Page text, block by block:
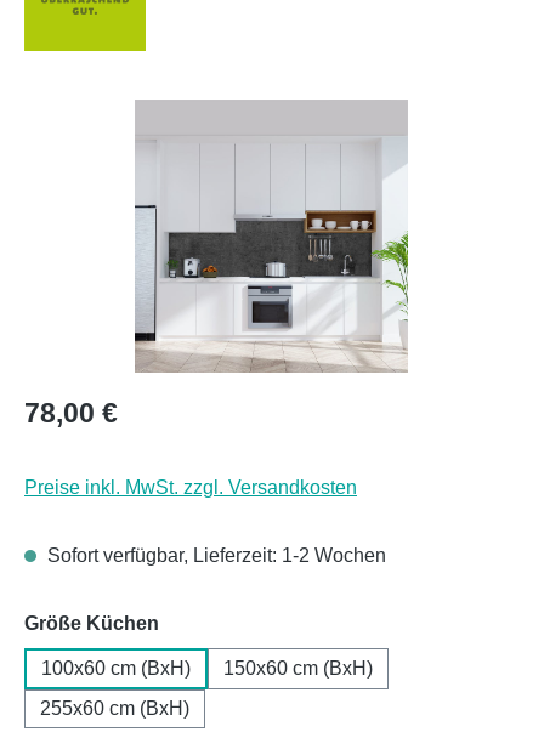
Regulärer Preis:
78,00 €
Preise inkl. MwSt. zzgl. Versandkosten
Sofort verfügbar, Lieferzeit: 1-2 Wochen
Größe Küchen
100x60 cm (BxH)
150x60 cm (BxH)
255x60 cm (BxH)